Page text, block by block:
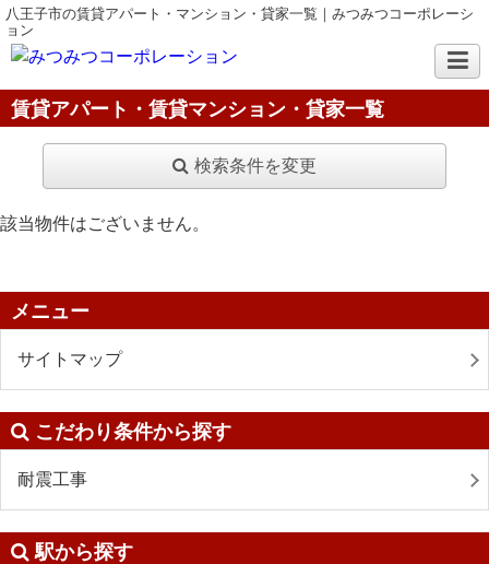
八王子市の賃貸アパート・マンション・貸家一覧｜みつみつコーポレーシ
ョン
賃貸アパート・賃貸マンション・貸家一覧
検索条件を変更
該当物件はございません。
メニュー
サイトマップ
こだわり条件から探す
耐震工事
駅から探す